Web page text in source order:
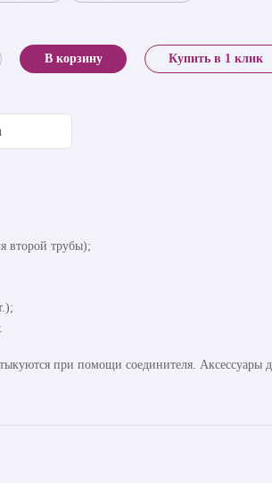
В корзину Купить в 1 клик
второй трубы);
при помощи соединителя. Аксессуары